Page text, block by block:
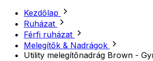
Kezdőlap
Ruházat
Férfi ruházat
Melegítők & Nadrágok
Utility melegítőnadrág Brown -